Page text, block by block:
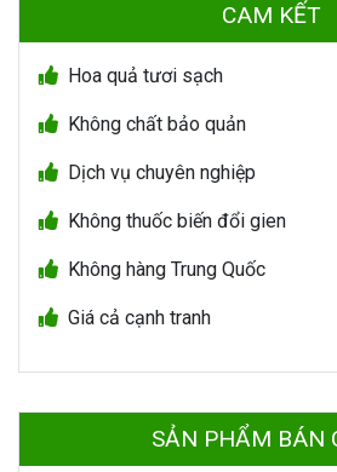
CAM KẾT
Hoa quả tươi sạch
Không chất bảo quản
Dịch vụ chuyên nghiệp
Không thuốc biến đổi gien
Không hàng Trung Quốc
Giá cả cạnh tranh
SẢN PHẨM BÁN